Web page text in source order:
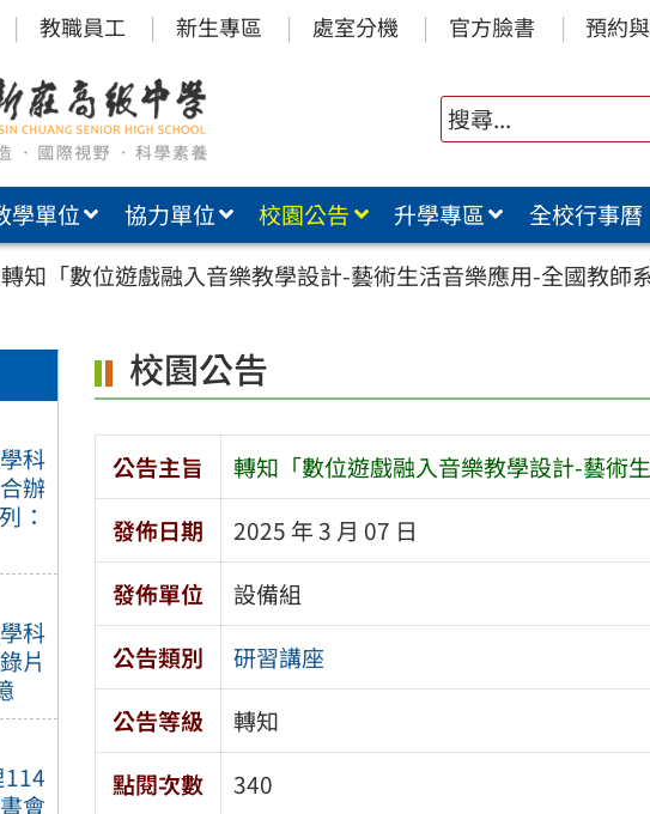
教職員工 新生專區 處室分機 官方臉書 預約
學單位 協力單位 校園公告 升學專區 全校行事曆
轉知「數位遊戲融入音樂教學設計-藝術生活音樂應用-全國教師
科
辦
：
科
片
會
校園公告
公告主旨
轉知「數位遊戲融入音樂教學設計-藝術
發佈日期
2025 年 3 月 07 日
發佈單位
設備組
公告類別
研習講座
公告等級
轉知
點閱次數
340